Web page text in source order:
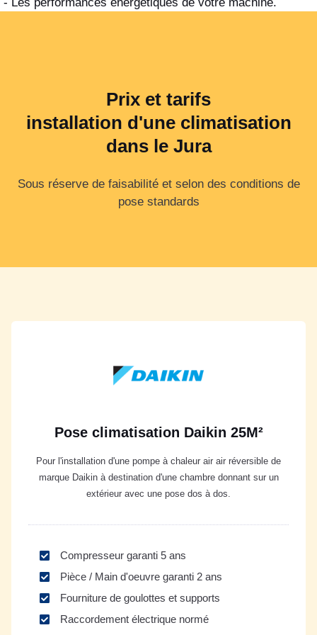
Prix et tarifs
installation d'une climatisation
dans le Jura
Sous réserve de faisabilité et selon des conditions de
pose standards
Pose climatisation Daikin 25M²
Pour l'installation d'une pompe à chaleur air air réversible de
marque Daikin à destination d'une chambre donnant sur un
extérieur avec une pose dos à dos.
Compresseur garanti 5 ans
Pièce / Main d'oeuvre garanti 2 ans
Fourniture de goulottes et supports
Raccordement électrique normé